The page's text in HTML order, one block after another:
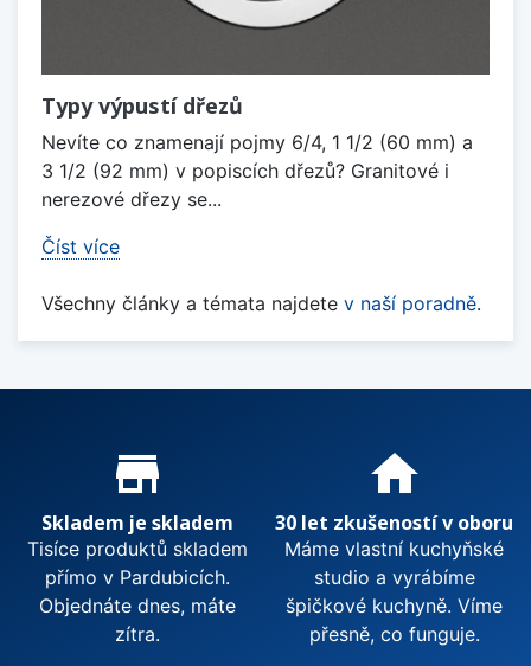
Typy výpustí dřezů
Nevíte co znamenají pojmy 6/4, 1 1/2 (60 mm) a
3 1/2 (92 mm) v popiscích dřezů? Granitové i
nerezové dřezy se...
Číst více
Všechny články a témata najdete v naší poradně.
Proč nakupovat u nás?
store_mall_directory
Skladem je skladem
Tisíce produktů skladem
přímo v Pardubicích.
Objednáte dnes, máte
zítra.
home
30 let zkušeností v oboru
Máme vlastní kuchyňské
studio a vyrábíme
špičkové kuchyně. Víme
přesně, co funguje.